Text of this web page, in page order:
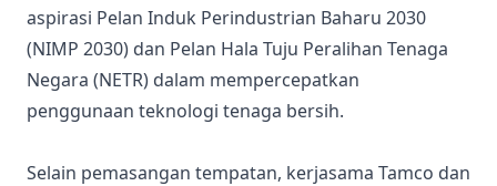
aspirasi Pelan Induk Perindustrian Baharu 2030
(NIMP 2030) dan Pelan Hala Tuju Peralihan Tenaga
Negara (NETR) dalam mempercepatkan
penggunaan teknologi tenaga bersih.
Selain pemasangan tempatan, kerjasama Tamco dan